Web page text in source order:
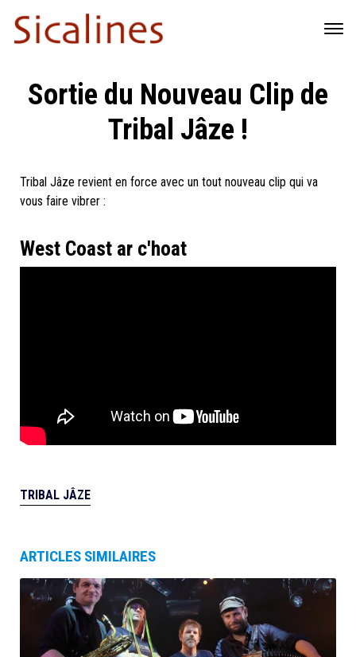
Sortie du Nouveau Clip de
Tribal Jâze !
Tribal Jâze revient en force avec un tout nouveau clip qui va
vous faire vibrer :
West Coast ar c'hoat
TRIBAL JÂZE
ARTICLES SIMILAIRES